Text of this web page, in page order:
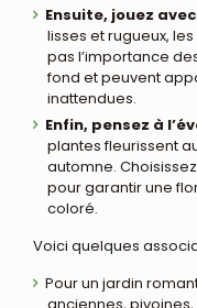
Ensuite, jouez
lisses et rugueux,
pas l’importance
fond et peuvent
inattendues.
Enfin, pensez à
plantes fleurissent
automne.
pour garantir une
coloré.
Voici quelques
Pour un jardin
anciennes,